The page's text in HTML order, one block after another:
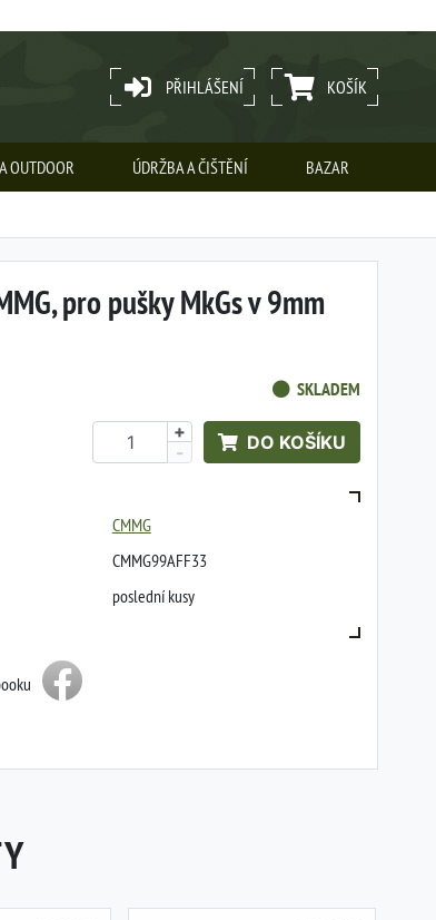
PŘIHLÁŠENÍ KOŠÍK
OUTDOOR ÚDRŽBA A ČIŠTĚNÍ BAZAR
pro pušky MkGs v 9mm
SKLADEM
+
-
DO KOŠÍKU
CMMG
CMMG99AFF33
poslední kusy